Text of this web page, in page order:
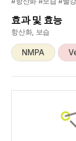
효과 및 효능
항산화, 보습
NMPA